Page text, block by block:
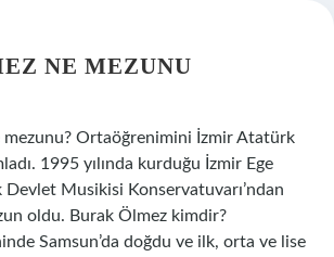
NE MEZUNU
mezunu? Ortaöğrenimini İzmir Atatürk
1995 yılında kurduğu İzmir Ege
Musikisi Konservatuvarı’ndan
oldu. Burak Ölmez kimdir?
Samsun’da doğdu ve ilk, orta ve lise